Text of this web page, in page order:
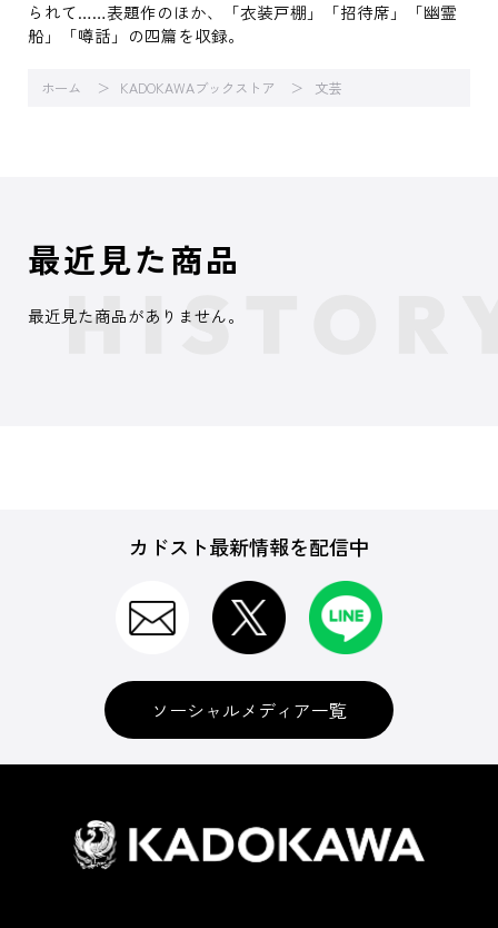
られて……表題作のほか、「衣装戸棚」「招待席」「幽霊
船」「噂話」の四篇を収録。
ホーム KADOKAWAブックストア 文芸
最近見た商品
最近見た商品がありません。
カドスト最新情報を配信中
ソーシャルメディア一覧